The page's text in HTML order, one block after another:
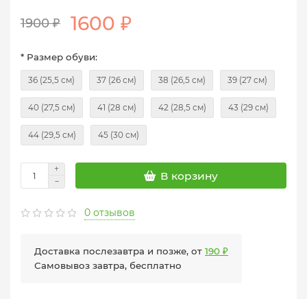
1900 ₽ 1600 ₽
* Размер обуви:
36 (25,5 см) 37 (26 см) 38 (26,5 см) 39 (27 см)
40 (27,5 см) 41 (28 см) 42 (28,5 см) 43 (29 см)
44 (29,5 см) 45 (30 см)
В корзину
0 отзывов
Доставка послезавтра и позже, от 190 ₽
Самовывоз завтра, бесплатно